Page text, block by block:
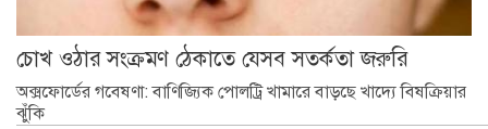
চোখ ওঠার সংক্রমণ ঠেকাতে যেসব সতর্কতা জরুরি
অক্সফোর্ডের গবেষণা: বাণিজ্যিক পোলট্রি খামারে বাড়ছে খাদ্যে বিষক্রিয়ার
ঝুঁকি